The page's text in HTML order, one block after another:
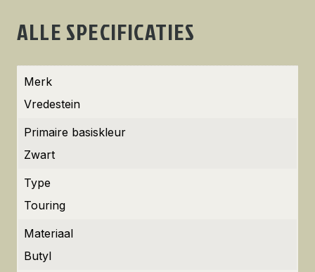
ALLE SPECIFICATIES
Merk
Vredestein
Primaire basiskleur
Zwart
Type
Touring
Materiaal
Butyl